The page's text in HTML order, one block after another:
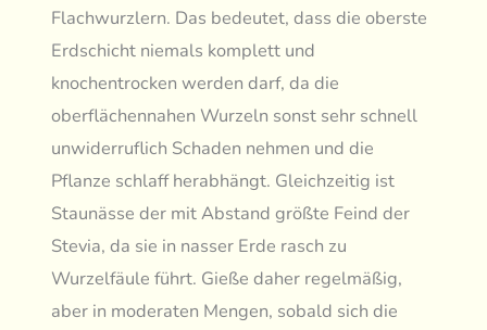
Flachwurzlern. Das bedeutet, dass die oberste
Erdschicht niemals komplett und
knochentrocken werden darf, da die
oberflächennahen Wurzeln sonst sehr schnell
unwiderruflich Schaden nehmen und die
Pflanze schlaff herabhängt. Gleichzeitig ist
Staunässe der mit Abstand größte Feind der
Stevia, da sie in nasser Erde rasch zu
Wurzelfäule führt. Gieße daher regelmäßig,
aber in moderaten Mengen, sobald sich die